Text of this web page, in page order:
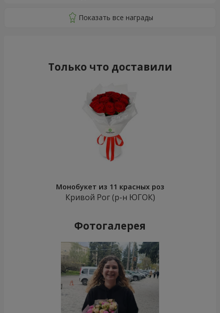
Только что доставили
Монобукет из 11 красных роз
Кривой Рог (р-н ЮГОК)
Фотогалерея